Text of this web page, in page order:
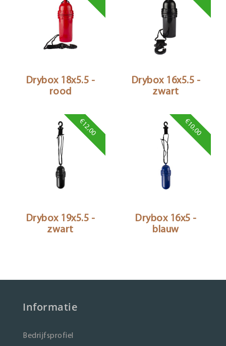
Drybox 18x5.5 -
rood
Drybox 16x5.5 -
zwart
€12,00
Drybox 19x5.5 -
zwart
€10,00
Drybox 16x5 -
blauw
Informatie
Bedrijfsprofiel